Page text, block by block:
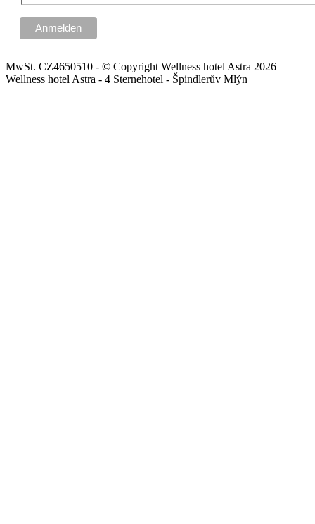
MwSt. CZ4650510 - © Copyright Wellness hotel Astra 2026
Wellness hotel Astra - 4 Sternehotel - Špindlerův Mlýn